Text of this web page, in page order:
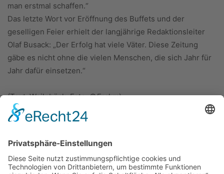
man erstmal schaffen.“
Das letzte Wort vor Eröffnung des Buffets und der
geselligen Feier erhielt der langjährige Redaktionsleiter
Olaf Busack: „Der Erfolg hat viele Väter. Diese Zeitung
gäbe es nicht ohne die vielen Menschen, die sich Jahr für
Jahr dafür einsetzen.“
(Text: Weilnböck; Foto: ©Frahm)